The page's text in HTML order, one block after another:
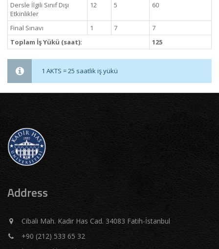
Dersle İlgili Sınıf Dışı
Etkinlikler
12 5 60
Final Sınavı 1 7
7
Toplam İş Yükü (saat):
125
1 AKTS = 25 saatlik iş yükü
Address
Cibali Mah. Kadir Has Cad. 34083 Fatih-İstanbul
+90 (212) 533 65 32